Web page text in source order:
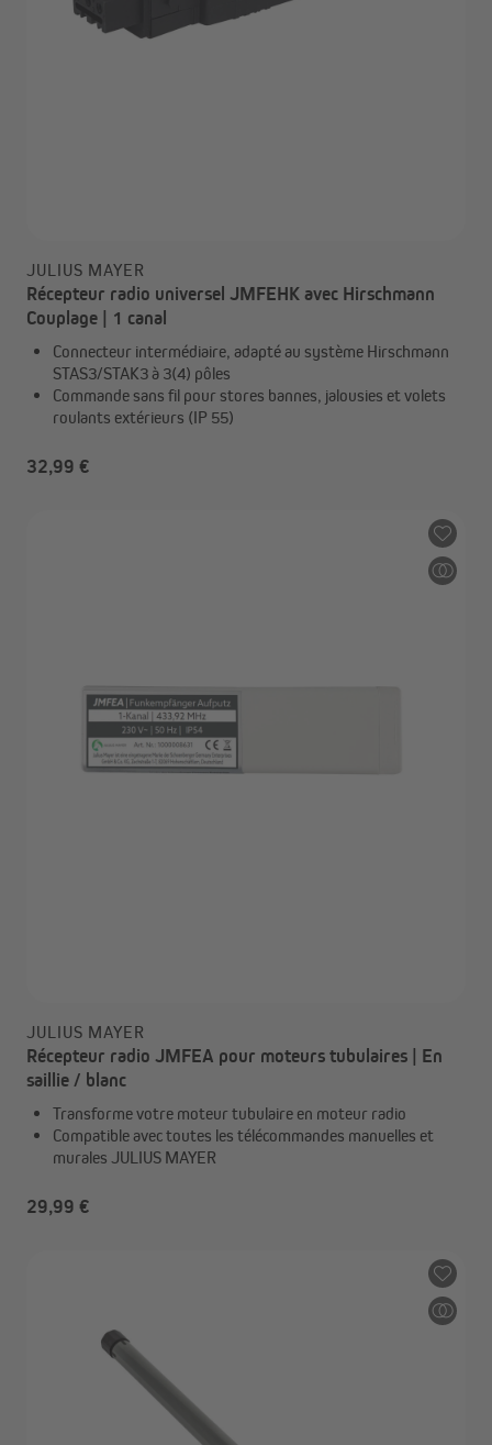
JULIUS MAYER
Récepteur radio universel JMFEHK avec Hirschmann
Couplage | 1 canal
Connecteur intermédiaire, adapté au système Hirschmann
STAS3/STAK3 à 3(4) pôles
Commande sans fil pour stores bannes, jalousies et volets
roulants extérieurs (IP 55)
32,99 €
JULIUS MAYER
Récepteur radio JMFEA pour moteurs tubulaires | En
saillie / blanc
Transforme votre moteur tubulaire en moteur radio
Compatible avec toutes les télécommandes manuelles et
murales JULIUS MAYER
29,99 €